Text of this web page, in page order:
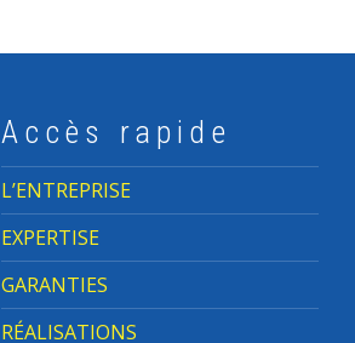
Accès rapide
L’ENTREPRISE
EXPERTISE
GARANTIES
RÉALISATIONS